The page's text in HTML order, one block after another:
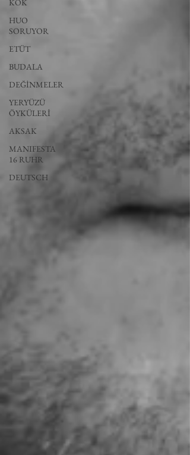
KÖK
HUO
SORUYOR
ETÜT
BUDALA
DEĞİNMELER
YERYÜZÜ
ÖYKÜLERİ
AKSAK
MANIFESTA
16 RUHR
DEUTSCH